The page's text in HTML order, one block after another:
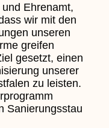
Ehrenamt,
wir mit den
unseren
greifen
gesetzt, einen
unserer
zu leisten.
Sanierungsstau